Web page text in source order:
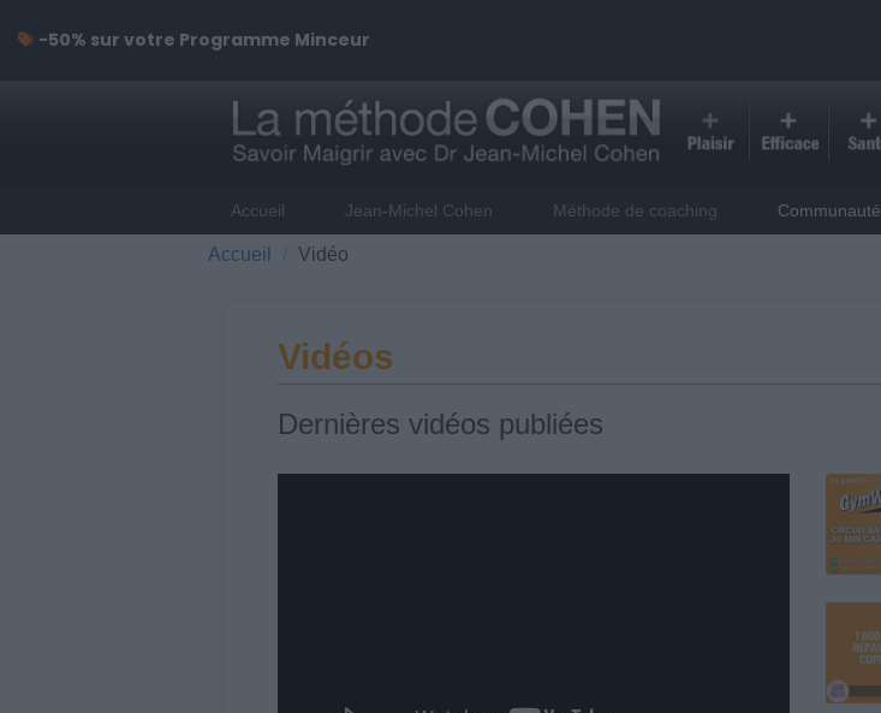
Accueil Jean-Michel Cohen Méthode de coaching Communauté
Accueil Vidéo
Vidéos
Dernières vidéos publiées
-50% sur votre Programme Minceur